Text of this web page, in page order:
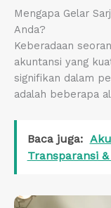
Mengapa Gelar
Anda?
Keberadaan
akuntansi yang
signifikan dalam
adalah beberapa
Baca juga:
Transparansi